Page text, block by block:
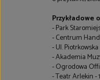
Przykładowe
- Park
-Centrum
- Ul.
- Akademia
- Ogrodowa
- Teatr Arlekin -